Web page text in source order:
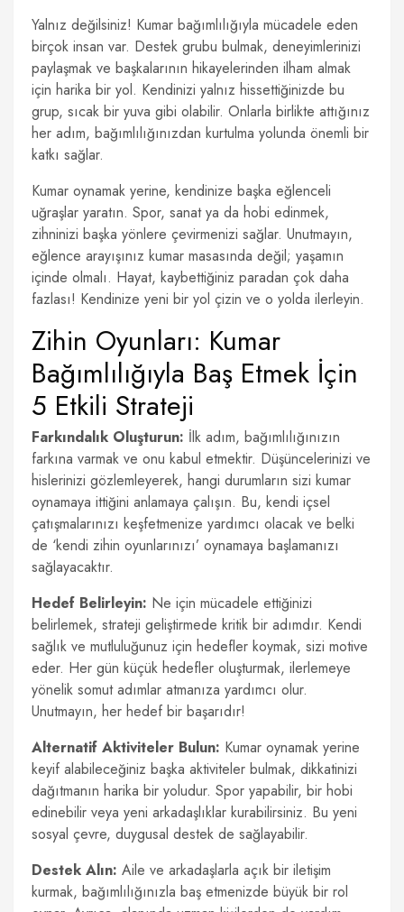
Yalnız değilsiniz! Kumar bağımlılığıyla mücadele eden
birçok insan var. Destek grubu bulmak, deneyimlerinizi
paylaşmak ve başkalarının hikayelerinden ilham almak
için harika bir yol. Kendinizi yalnız hissettiğinizde bu
grup, sıcak bir yuva gibi olabilir. Onlarla birlikte attığınız
her adım, bağımlılığınızdan kurtulma yolunda önemli bir
katkı sağlar.
Kumar oynamak yerine, kendinize başka eğlenceli
uğraşlar yaratın. Spor, sanat ya da hobi edinmek,
zihninizi başka yönlere çevirmenizi sağlar. Unutmayın,
eğlence arayışınız kumar masasında değil; yaşamın
içinde olmalı. Hayat, kaybettiğiniz paradan çok daha
fazlası! Kendinize yeni bir yol çizin ve o yolda ilerleyin.
Zihin Oyunları: Kumar
Bağımlılığıyla Baş Etmek İçin
5 Etkili Strateji
Farkındalık Oluşturun: İlk adım, bağımlılığınızın
farkına varmak ve onu kabul etmektir. Düşüncelerinizi ve
hislerinizi gözlemleyerek, hangi durumların sizi kumar
oynamaya ittiğini anlamaya çalışın. Bu, kendi içsel
çatışmalarınızı keşfetmenize yardımcı olacak ve belki
de ‘kendi zihin oyunlarınızı’ oynamaya başlamanızı
sağlayacaktır.
Hedef Belirleyin: Ne için mücadele ettiğinizi
belirlemek, strateji geliştirmede kritik bir adımdır. Kendi
sağlık ve mutluluğunuz için hedefler koymak, sizi motive
eder. Her gün küçük hedefler oluşturmak, ilerlemeye
yönelik somut adımlar atmanıza yardımcı olur.
Unutmayın, her hedef bir başarıdır!
Alternatif Aktiviteler Bulun: Kumar oynamak yerine
keyif alabileceğiniz başka aktiviteler bulmak, dikkatinizi
dağıtmanın harika bir yoludur. Spor yapabilir, bir hobi
edinebilir veya yeni arkadaşlıklar kurabilirsiniz. Bu yeni
sosyal çevre, duygusal destek de sağlayabilir.
Destek Alın: Aile ve arkadaşlarla açık bir iletişim
kurmak, bağımlılığınızla baş etmenizde büyük bir rol